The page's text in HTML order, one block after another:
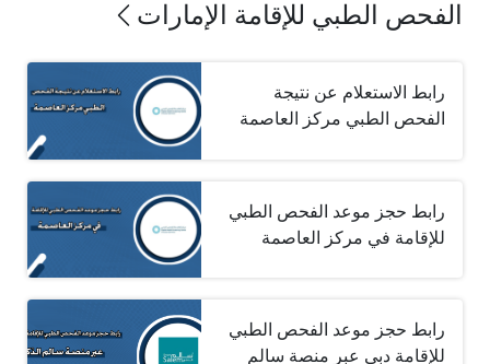
الفحص الطبي للإقامة الإمارات
رابط الاستعلام عن نتيجة
الفحص الطبي مركز العاصمة
رابط حجز موعد الفحص الطبي
للإقامة في مركز العاصمة
رابط حجز موعد الفحص الطبي
للإقامة دبي عبر منصة سالم